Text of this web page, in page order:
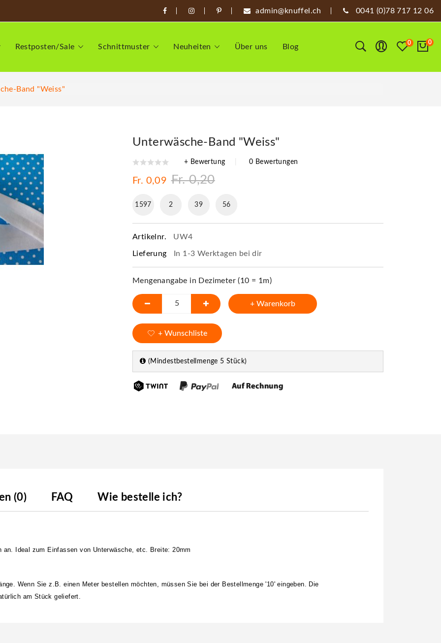
admin@knuffel.ch 0041 (0)78 717 12 06
Restposten/Sale Schnittmuster Neuheiten Über uns Blog 0 0
Band "Weiss"
Unterwäsche-Band "Weiss"
+ Bewertung 0 Bewertungen
Fr. 0,09 Fr. 0,20
1597 2 39 55
Artikelnr. UW4
Lieferung In 1-3 Werktagen bei dir
Mengenangabe in Dezimeter (10 = 1m)
+ Warenkorb
+ Wunschliste
(Mindestbestellmenge 5 Stück)
(0) FAQ Wie bestelle ich?
Ideal zum Einfassen von Unterwäsche, etc. Breite: 20mm
Wenn Sie z.B. einen Meter bestellen möchten, müssen Sie bei der Bestellmenge '10' eingeben. Die
am Stück geliefert.